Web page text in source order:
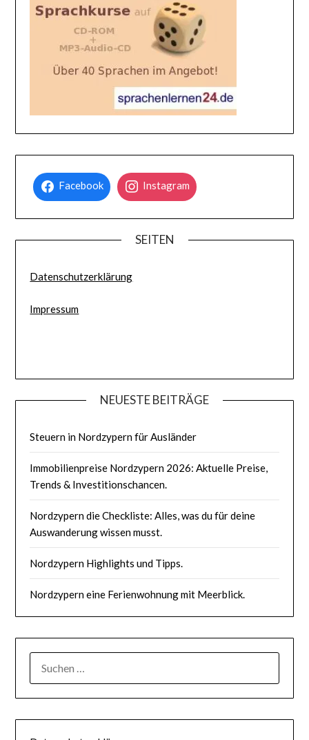
Facebook Instagram
SEITEN
Datenschutzerklärung
Impressum
NEUESTE BEITRÄGE
Steuern in Nordzypern für Ausländer
Immobilienpreise Nordzypern 2026: Aktuelle Preise,
Trends & Investitionschancen.
Nordzypern die Checkliste: Alles, was du für deine
Auswanderung wissen musst.
Nordzypern Highlights und Tipps.
Nordzypern eine Ferienwohnung mit Meerblick.
NACH: